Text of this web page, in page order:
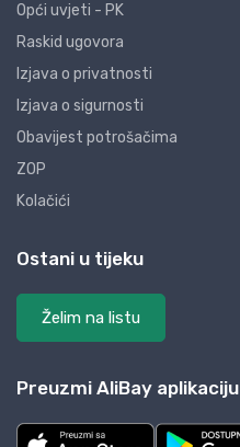
Opći uvjeti - PK
Raskid ugovora
Izjava o privatnosti
Izjava o sigurnosti
Obavijest potrošačima
ZOP
Kolačići
Ostani u tijeku
Želim na listu
Preuzmi AliBay aplikaciju